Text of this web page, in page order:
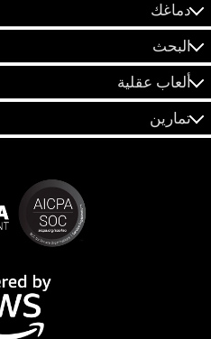
دماغك
البحث
ألعاب عقلية
تمارين